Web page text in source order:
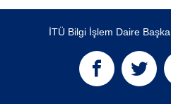
İTÜ Bilgi İşlem Daire